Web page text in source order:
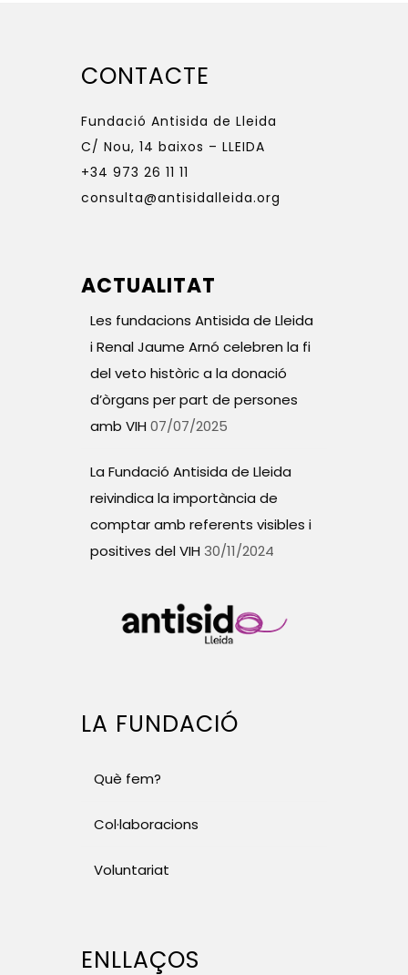
CONTACTE
Fundació Antisida de Lleida
C/ Nou, 14 baixos – LLEIDA
+34 973 26 11 11
consulta@antisidalleida.org
ACTUALITAT
Les fundacions Antisida de Lleida
i Renal Jaume Arnó celebren la fi
del veto històric a la donació
d’òrgans per part de persones
amb VIH 07/07/2025
La Fundació Antisida de Lleida
reivindica la importància de
comptar amb referents visibles i
positives del VIH 30/11/2024
LA FUNDACIÓ
Què fem?
Col·laboracions
Voluntariat
ENLLAÇOS